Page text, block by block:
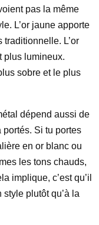
pas la même
L’or jaune apporte
L’or
plus lumineux.
sobre et le plus
dépend aussi de
portés. Si tu portes
en or blanc ou
les tons chauds,
implique, c’est qu’il
plutôt qu’à la